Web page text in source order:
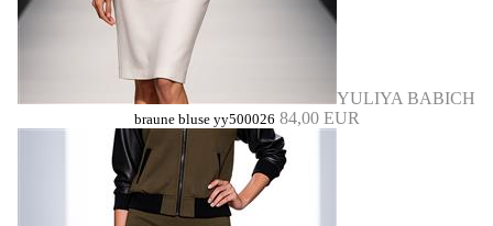
YULIYA BABICH
braune bluse yy500026 84,00 EUR